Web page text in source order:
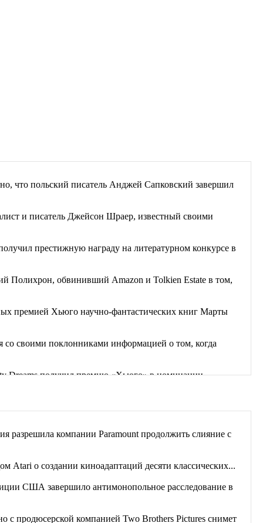
что польский писатель Анджей Сапковский завершил
и писатель Джейсон Шраер, известный своими
престижную награду на литературном конкурсе в
Полихрон, обвинивший Amazon и Tolkien Estate в том,
премией Хьюго научно-фантастических книг Марты
своими поклонниками информацией о том, когда
Dreams получил премию «Хьюго» в номинации
разрушив планы...
разрешила компании Paramount продолжить слияние с
Atari о создании киноадаптаций десяти классических...
США завершило антимонопольное расследование в
с продюсерской компанией Two Brothers Pictures снимет